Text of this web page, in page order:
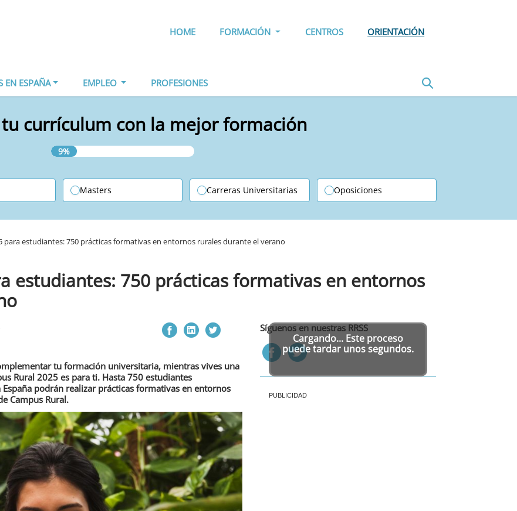
HOME FORMACIÓN CENTROS ORIENTACIÓN
EN ESPAÑA EMPLEO PROFESIONES
currículum con la mejor formación
9%
Masters Carreras Universitarias Oposiciones
para estudiantes: 750 prácticas formativas en entornos rurales durante el verano
estudiantes: 750 prácticas formativas en entornos
tu formación universitaria, mientras vives una
Rural 2025 es para ti. Hasta 750 estudiantes
podrán realizar prácticas formativas en entornos
Campus Rural.
Cargando... Este proceso
puede tardar unos segundos.
Síguenos en nuestras RRSS